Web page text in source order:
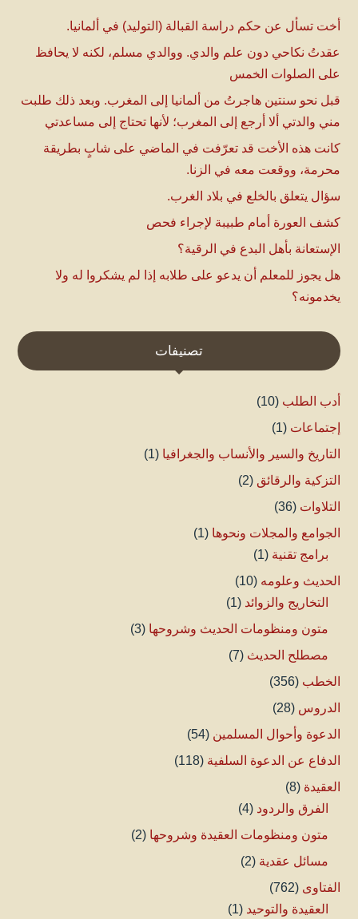
أخت تسأل عن حكم دراسة القبالة (التوليد) في ألمانيا.
عقدتُ نكاحي دون علم والدي. ووالدي مسلم، لكنه لا يحافظ
على الصلوات الخمس
قبل نحو سنتين هاجرتُ من ألمانيا إلى المغرب. وبعد ذلك طلبت
مني والدتي ألا أرجع إلى المغرب؛ لأنها تحتاج إلى مساعدتي
كانت هذه الأخت قد تعرّفت في الماضي على شابٍ بطريقة
محرمة، ووقعت معه في الزنا.
سؤال يتعلق بالخلع في بلاد الغرب.
كشف العورة أمام طبيبة لإجراء فحص
الإستعانة بأهل البدع في الرقية؟
هل يجوز للمعلم أن يدعو على طلابه إذا لم يشكروا له ولا
يخدمونه؟
تصنيفات
أدب الطلب (10)
إجتماعات (1)
التاريخ والسير والأنساب والجغرافيا (1)
التزكية والرقائق (2)
التلاوات (36)
الجوامع والمجلات ونحوها (1)
برامج تقنية (1)
الحديث وعلومه (10)
التخاريج والزوائد (1)
متون ومنظومات الحديث وشروحها (3)
مصطلح الحديث (7)
الخطب (356)
الدروس (28)
الدعوة وأحوال المسلمين (54)
الدفاع عن الدعوة السلفية (118)
العقيدة (8)
الفرق والردود (4)
متون ومنظومات العقيدة وشروحها (2)
مسائل عقدية (2)
الفتاوى (762)
العقيدة والتوحيد (1)